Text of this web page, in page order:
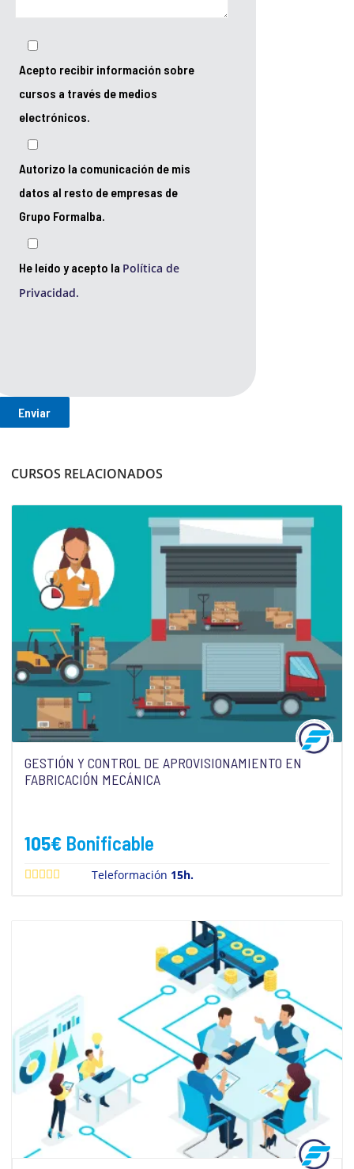
Acepto recibir información sobre
cursos a través de medios
electrónicos.
Autorizo la comunicación de mis
datos al resto de empresas de
Grupo Formalba.
He leído y acepto la Política de
Privacidad.
CURSOS RELACIONADOS
GESTIÓN Y CONTROL DE APROVISIONAMIENTO EN
FABRICACIÓN MECÁNICA
105€ Bonificable
Teleformación 15h.